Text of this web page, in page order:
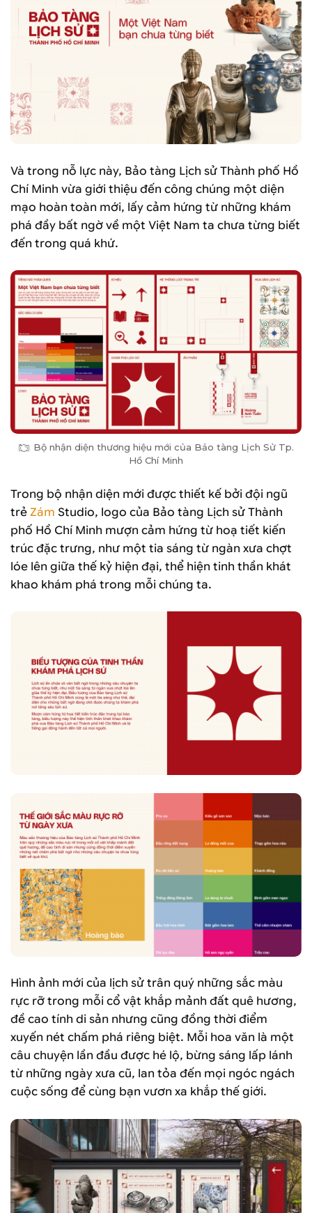
Và trong nỗ lực này, Bảo tàng Lịch sử Thành phố Hồ
Chí Minh vừa giới thiệu đến công chúng một diện
mạo hoàn toàn mới, lấy cảm hứng từ những khám
phá đầy bất ngờ về một Việt Nam ta chưa từng biết
đến trong quá khứ.
Bộ nhận diện thương hiệu mới của Bảo tàng Lịch Sử Tp.
Hồ Chí Minh
Trong bộ nhận diện mới được thiết kế bởi đội ngũ
trẻ Zám Studio, logo của Bảo tàng Lịch sử Thành
phố Hồ Chí Minh mượn cảm hứng từ hoạ tiết kiến
trúc đặc trưng, như một tia sáng từ ngàn xưa chợt
lóe lên giữa thế kỷ hiện đại, thể hiện tinh thần khát
khao khám phá trong mỗi chúng ta.
Hình ảnh mới của lịch sử trân quý những sắc màu
rực rỡ trong mỗi cổ vật khắp mảnh đất quê hương,
đề cao tính di sản nhưng cũng đồng thời điểm
xuyến nét chấm phá riêng biệt. Mỗi hoa văn là một
câu chuyện lần đầu được hé lộ, bừng sáng lấp lánh
từ những ngày xưa cũ, lan tỏa đến mọi ngóc ngách
cuộc sống để cùng bạn vươn xa khắp thế giới.